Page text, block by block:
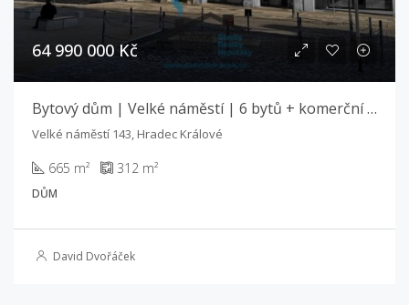
64 990 000 Kč
Bytový dům | Velké náměstí | 6 bytů + komerční prostor
Velké náměstí 143, Hradec Králové
665 m² 312 m²
DŮM
David Dvořáček